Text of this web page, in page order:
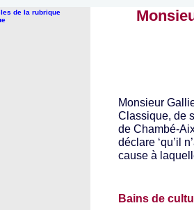
de la rubrique
Monsieur
Classique, de
de Chambé-
déclare ‘qu’il
cause à
Bains de